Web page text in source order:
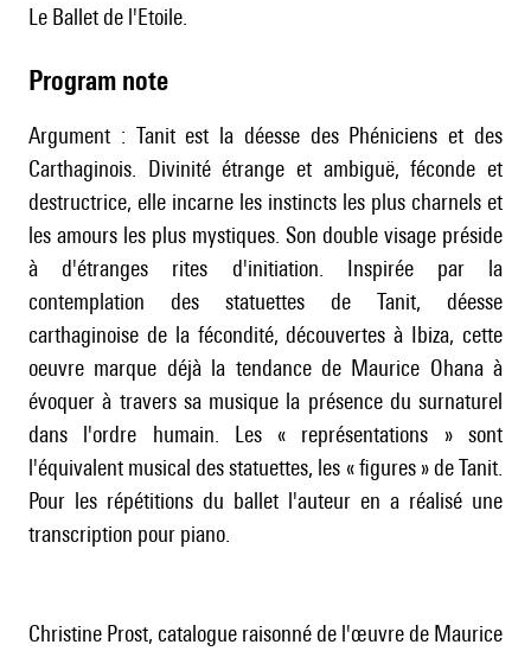
le Ballet de l'Etoile.
Program note
Argument : Tanit est la déesse des Phéniciens et des
Carthaginois. Divinité étrange et ambiguë, féconde et
destructrice, elle incarne les instincts les plus charnels et
les amours les plus mystiques. Son double visage préside
à d'étranges rites d'initiation. Inspirée par la
contemplation des statuettes de Tanit, déesse
carthaginoise de la fécondité, découvertes à Ibiza, cette
oeuvre marque déjà la tendance de Maurice Ohana à
évoquer à travers sa musique la présence du surnaturel
dans l'ordre humain. Les « représentations » sont
l'équivalent musical des statuettes, les « figures » de Tanit.
Pour les répétitions du ballet l'auteur en a réalisé une
transcription pour piano.
Christine Prost, catalogue raisonné de l'œuvre de Maurice